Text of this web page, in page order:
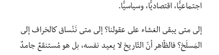
اجتماعيًّا، اقتصاديًّا، وسياسيًّا.
إلى متى يبقى الغشاء على عقولنا؟ إلى متى نَنْساق كالخراف إلى
المَسلَخ؟ فالظّاهر أنّ التّاريخ لا يعيد نفسه، بل هو مُستنقعٌ جامدٌ